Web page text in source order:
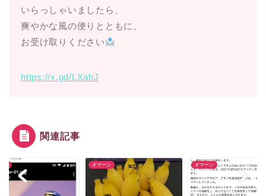
いらっしゃいましたら、
爽やかな風の便りとともに、
お受け取りください
https://x.gd/LXahJ
関連記事
オマーン オマーン